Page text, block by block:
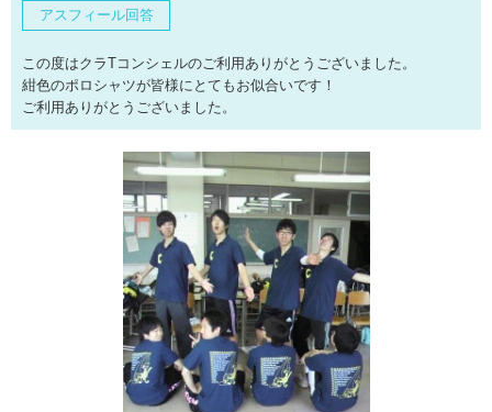
アスフィール回答
この度はクラTコンシェルのご利用ありがとうございました。
紺色のポロシャツが皆様にとてもお似合いです！
ご利用ありがとうございました。